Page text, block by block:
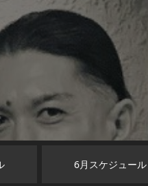
6月スケジュール